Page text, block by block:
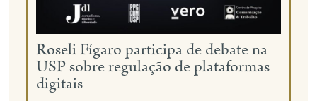
Roseli Fígaro participa de debate na
USP sobre regulação de plataformas
digitais